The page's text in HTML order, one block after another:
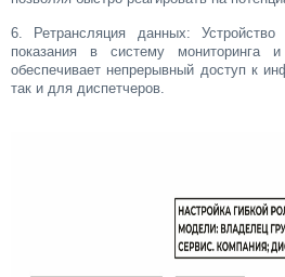
6. Ретрансляция данных: Устройство
показания в систему мониторинга
обеспечивает непрерывный доступ к
так и для диспетчеров.